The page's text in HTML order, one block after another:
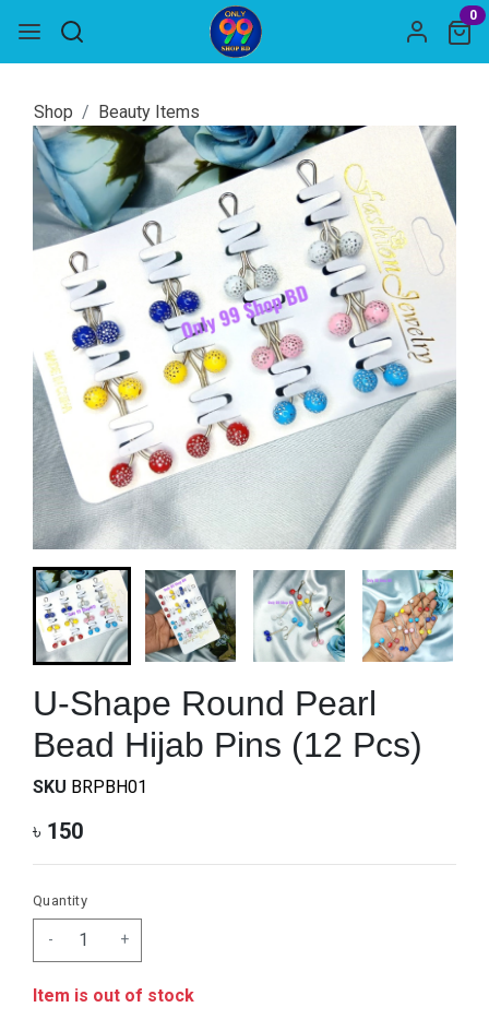
0
Shop Beauty Items
U-Shape Round Pearl
Bead Hijab Pins (12 Pcs)
SKU BRPBH01
৳ 150
Quantity
- +
Item is out of stock